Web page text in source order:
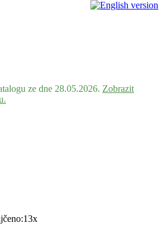
ze dne 28.05.2026. Zobrazit